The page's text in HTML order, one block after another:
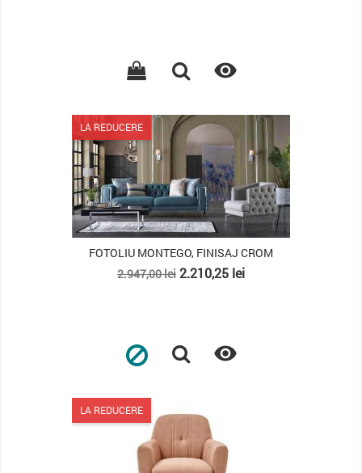

LA REDUCERE
FOTOLIU MONTEGO, FINISAJ CROM
Pret
2.947,00 lei Pret
2.210,25 lei

LA REDUCERE